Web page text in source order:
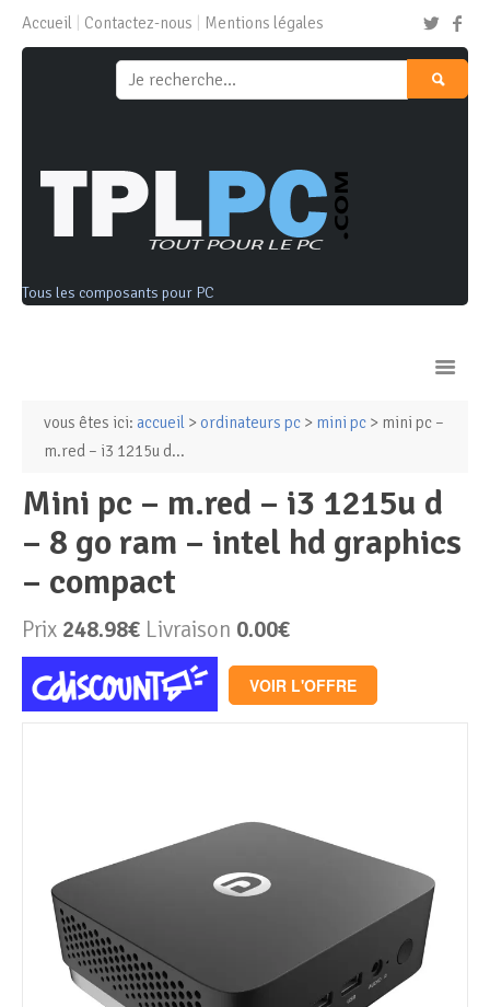
Accueil Contactez-nous Mentions légales
Tous les composants pour PC
Ordinateurs & Tablettes
PC de bureau
PC portable
Mini PC
PC Tout-en-un
Tablettes
Alimentation PC
Boitier PC
Carte graphique
Mémoire Notebook
Processeur
Disque SSD
Périphériques & Réseaux
Clavier & Souris
Ecran PC
vous êtes ici: accueil > ordinateurs pc > mini pc > mini pc –
m.red – i3 1215u d...
mini pc – m.red – i3 1215u d
– 8 go ram – intel hd graphics
– compact
Prix 248.98€ Livraison 0.00€
VOIR L'OFFRE